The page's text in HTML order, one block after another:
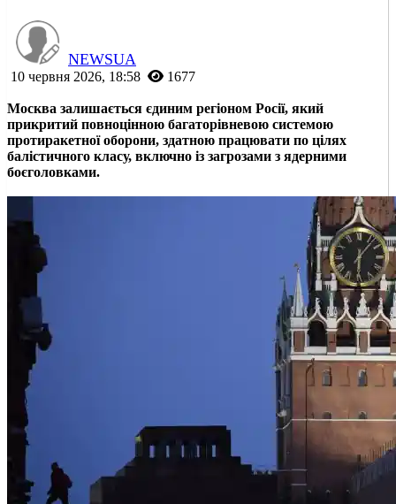
NEWSUA
10 червня 2026, 18:58 1677
Москва залишається єдиним регіоном Росії, який
прикритий повноцінною багаторівневою системою
протиракетної оборони, здатною працювати по цілях
балістичного класу, включно із загрозами з ядерними
боєголовками.